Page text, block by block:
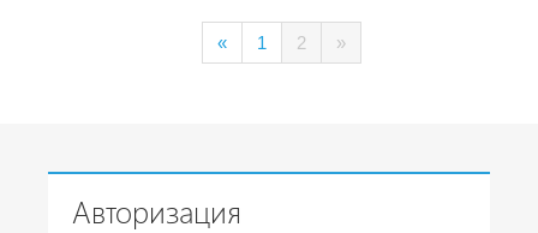
« 1 2 »
Авторизация